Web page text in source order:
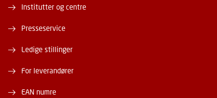
Institutter og centre
Presseservice
Ledige stillinger
For leverandører
EAN numre